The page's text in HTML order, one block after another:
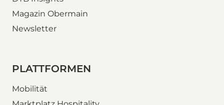
Magazin Obermain
Newsletter
PLATTFORMEN
Mobilität